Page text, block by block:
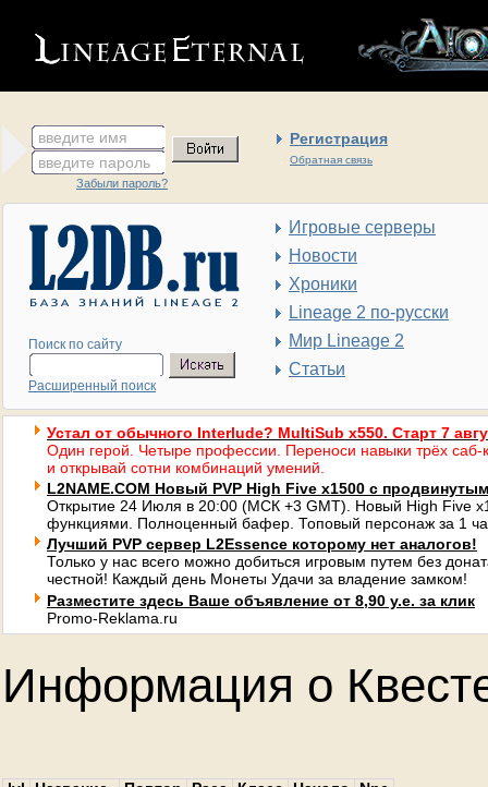
введите имя Регистрация
Обратная связь
введите пароль
Забыли пароль?
Поиск по сайту
Расширенный поиск
Игровые серверы
Новости
Хроники
Lineage 2 по-русски
Мир Lineage 2
Статьи
Устал от обычного Interlude? MultiSub x550. Старт 7
Один герой. Четыре профессии. Переноси навыки трёх саб-
и открывай сотни комбинаций умений.
L2NAME.COM Новый PVP High Five x1500 с
Открытие 24 Июля в 20:00 (МСК +3 GMT). Новый High Five
функциями. Полноценный бафер. Топовый персонаж за 1
Лучший PVP сервер L2Essence которому нет аналогов!
Только у нас всего можно добиться игровым путем без
честной! Каждый день Монеты Удачи за владение замком!
Разместите здесь Ваше объявление от 8,90 у.е. за клик
Promo-Reklama.ru
Информация о